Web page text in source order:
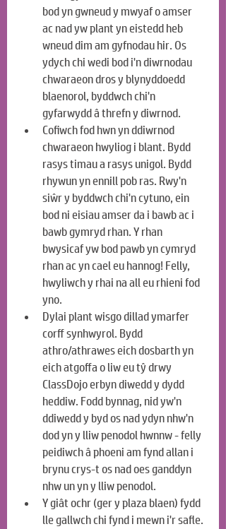
bod yn gwneud y mwyaf o amser
ac nad yw plant yn eistedd heb
wneud dim am gyfnodau hir. Os
ydych chi wedi bod i'n diwrnodau
chwaraeon dros y blynyddoedd
blaenorol, byddwch chi'n
gyfarwydd â threfn y diwrnod.
Cofiwch fod hwn yn ddiwrnod
chwaraeon hwyliog i blant. Bydd
rasys timau a rasys unigol. Bydd
rhywun yn ennill pob ras. Rwy'n
siŵr y byddwch chi'n cytuno, ein
bod ni eisiau amser da i bawb ac i
bawb gymryd rhan. Y rhan
bwysicaf yw bod pawb yn cymryd
rhan ac yn cael eu hannog! Felly,
hwyliwch y rhai na all eu rhieni fod
yno.
Dylai plant wisgo dillad ymarfer
corff synhwyrol. Bydd
athro/athrawes eich dosbarth yn
eich atgoffa o liw eu tŷ drwy
ClassDojo erbyn diwedd y dydd
heddiw. Fodd bynnag, nid yw'n
ddiwedd y byd os nad ydyn nhw'n
dod yn y lliw penodol hwnnw - felly
peidiwch â phoeni am fynd allan i
brynu crys-t os nad oes ganddyn
nhw un yn y lliw penodol.
Y giât ochr (ger y plaza blaen) fydd
lle gallwch chi fynd i mewn i'r safle.